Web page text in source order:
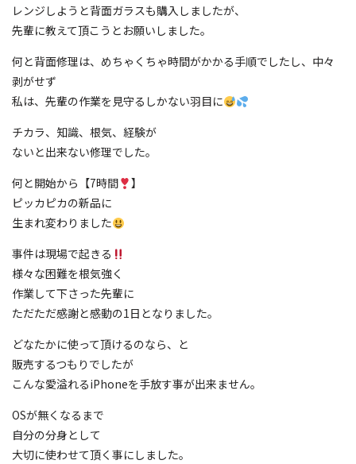
レンジしようと背面ガラスも購入しましたが、
先輩に教えて頂こうとお願いしました。
何と背面修理は、めちゃくちゃ時間がかかる手順でしたし、中々
剥がせず
私は、先輩の作業を見守るしかない羽目に
チカラ、知識、根気、経験が
ないと出来ない修理でした。
何と開始から【7時間
】
ピッカピカの新品に
生まれ変わりました
事件は現場で起きる
様々な困難を根気強く
作業して下さった先輩に
ただただ感謝と感動の1日となりました。
どなたかに使って頂けるのなら、と
販売するつもりでしたが
こんな愛溢れるiPhoneを手放す事が出来ません。
OSが無くなるまで
自分の分身として
大切に使わせて頂く事にしました。